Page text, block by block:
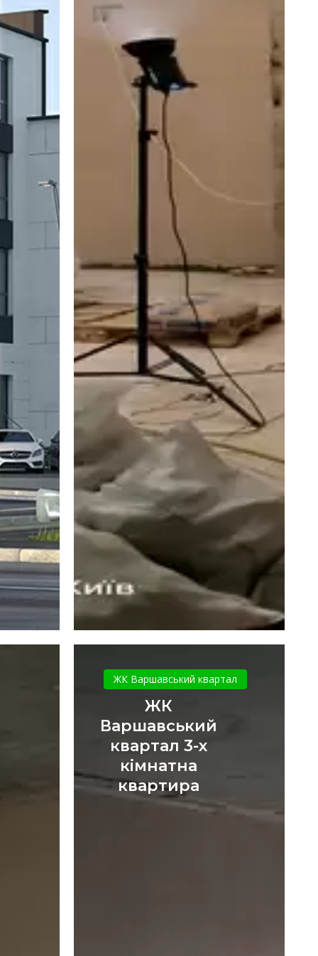
Варшавський
квартал
х
кімнатна
квартира
ЖК Варшавський квартал
ЖК
Варшавський
квартал 3-х
кімнатна
квартира